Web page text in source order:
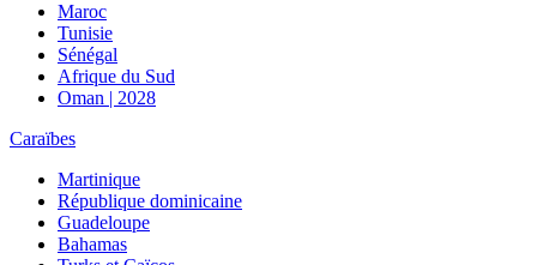
Maroc
Tunisie
Sénégal
Afrique du Sud
Oman | 2028
Caraïbes
Martinique
République dominicaine
Guadeloupe
Bahamas